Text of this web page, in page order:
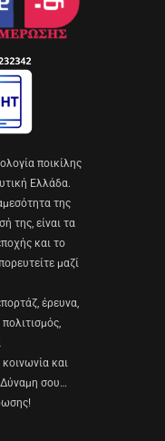
ποικίλης
Ελλάδα.
της
της, είναι τα
και το
μαζί
έρευνα,
και
Δύναμη σου…